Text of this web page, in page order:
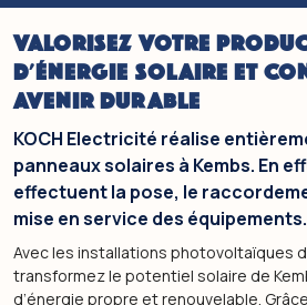
VALORISEZ VOTRE
D'ÉNERGIE SOLAIRE ET
AVENIR DURABLE
KOCH Electricité réalise
panneaux solaires à Kembs. En
effectuent la pose, le
mise en service des équipements.
Avec les installations photovoltaïques
transformez le potentiel solaire de
d’énergie propre et renouvelable.